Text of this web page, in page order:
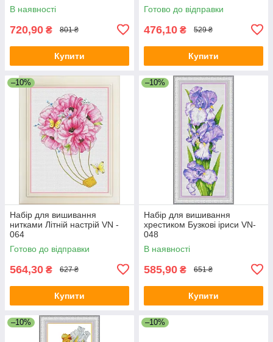
В наявності
720,90 ₴ 801 ₴
Купити
Готово до відправки
476,10 ₴ 529 ₴
Купити
–10%
Набір для вишивання
нитками Літній настрій VN -
064
Готово до відправки
564,30 ₴ 627 ₴
Купити
–10%
Набір для вишивання
хрестиком Бузкові іриси VN-
048
В наявності
585,90 ₴ 651 ₴
Купити
–10% –10%